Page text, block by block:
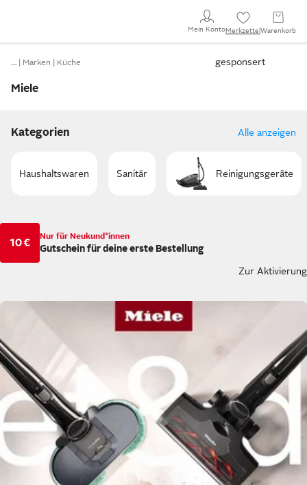
Mein KontoMerkzettel Warenkorb
… Marken Küche
Miele
gesponsert
Kategorien Alle anzeigen
Haushaltswaren Sanitär Reinigungsgeräte
10 €
Nur für Neukund*innen
Gutschein für deine erste Bestellung
Zur Aktivierung